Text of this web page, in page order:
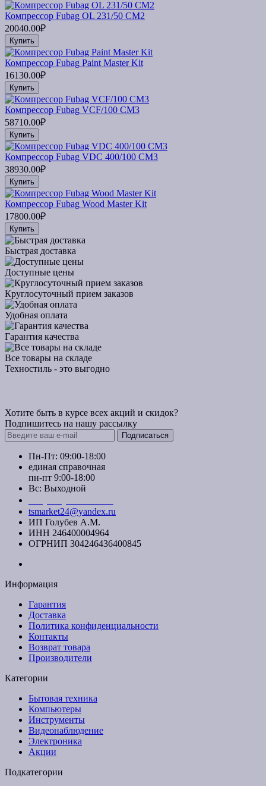
Компрессор Fubag OL 231/50 CM2
20040.00₽
Купить
Компрессор Fubag Paint Master Kit
16130.00₽
Купить
Компрессор Fubag VCF/100 CM3
58710.00₽
Купить
Компрессор Fubag VDС 400/100 CM3
38930.00₽
Купить
Компрессор Fubag Wood Master Kit
17800.00₽
Купить
Быстрая доставка
Доступные цены
Круглосуточный прием заказов
Удобная оплата
Гарантия качества
Все товары на складе
Техностиль - это выгодно
Хотите быть в курсе всех акций и скидок?
Подпишитесь на нашу рассылку
Подписаться
Пн-Пт: 09:00-18:00
единая справочная
пн-пт 9:00-18:00
Вс: Выходной
tsmarket24@yandex.ru
ИП Голубев А.М.
ИНН 246400004964
ОГРНИП 304246436400845
Информация
Гарантия
Доставка
Политика конфиденциальности
Контакты
Возврат товара
Производители
Категории
Бытовая техника
Компьютеры
Инструменты
Видеонаблюдение
Электроника
Акции
Подкатегории